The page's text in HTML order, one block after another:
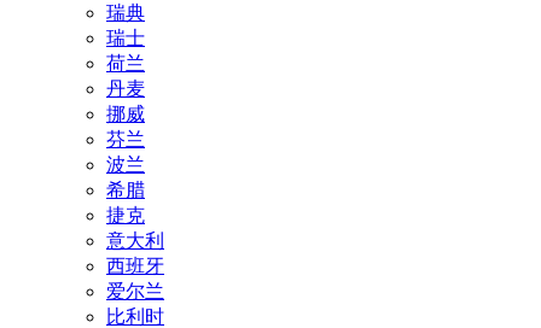
瑞典
瑞士
荷兰
丹麦
挪威
芬兰
波兰
希腊
捷克
意大利
西班牙
爱尔兰
比利时